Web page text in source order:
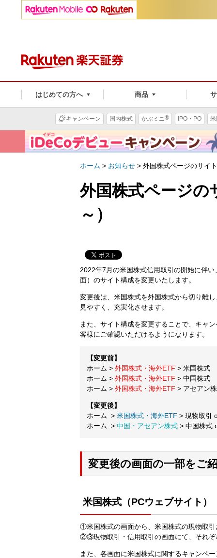
はじめての方へ 商品
キャンペーン 国内株式 かぶミニ® IPO・PO
ホーム > お知らせ > 外国株式ページのサイ
外国株式ページの
～）
2022年7月の米国株式信用取引の開始に伴
面）のサイト構成を変更いたします。
変更後は、米国株式を外国株式から切り離
見やすく、充実化させます。
また、サイト構成を変更することで、キャ
客様にご確認いただけるようになります。
【変更前】
ホーム > 外国株式・海外ETF > 米国株式
ホーム > 外国株式・海外ETF > 中国株式
ホーム > 外国株式・海外ETF > アセアン
【変更後】
ホーム > 米国株式・海外ETF > 現物取引
ホーム > 中国・アセアン株式 > 中国株式
変更後の画面の一部をご
米国株式（PCウェブサイト）
①米国株式の画面から、米国株式の現物取
②③現物取引・信用取引の画面にて、それぞ
また、各画面に米国株式に関するキャンペ